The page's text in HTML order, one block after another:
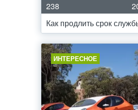
238
Как продлить срок
ИНТЕРЕСНОЕ